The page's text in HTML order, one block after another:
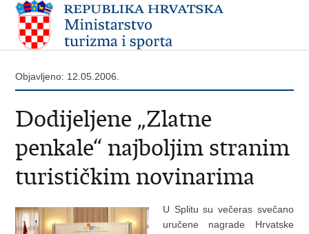
Objavljeno: 12.05.2006.
Dodijeljene „Zlatne
penkale“ najboljim stranim
turističkim novinarima
U Splitu su večeras svečano
uručene nagrade Hrvatske